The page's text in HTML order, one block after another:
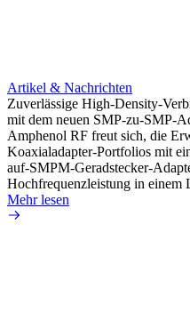
Artikel & Nachrichten
Zuverlässige High-Density-
mit dem neuen SMP-zu-SMP-
Amphenol RF freut sich, die
Koaxialadapter-Portfolios mit
auf-SMPM-Geradstecker-
Hochfrequenzleistung in einem
Mehr lesen